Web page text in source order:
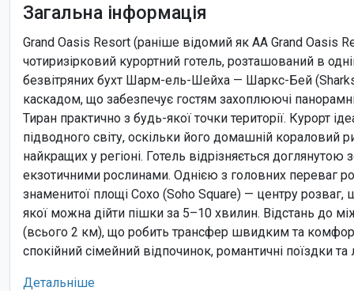
Загальна інформація
Grand Oasis Resort (раніше відомий як AA Grand Oasis
чотиризірковий курортний готель, розташований в
безвітряних бухт Шарм-ель-Шейха — Шаркс-Бей
каскадом, що забезпечує гостям захоплюючі
Тиран практично з будь-якої точки території. Курорт
підводного світу, оскільки його домашній кораловий
найкращих у регіоні. Готель відрізняється
екзотичними рослинами. Однією з головних переваг
знаменитої площі Сохо (Soho Square) — центру розваг,
якої можна дійти пішки за 5–10 хвилин. Відстань до
(всього 2 км), що робить трансфер швидким та
спокійний сімейний відпочинок, романтичні поїздки та
Детальніше